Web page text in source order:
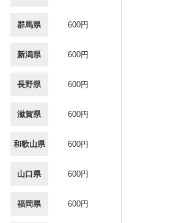
群馬県 600円
新潟県 600円
長野県 600円
滋賀県 600円
和歌山県 600円
山口県 600円
福岡県 600円